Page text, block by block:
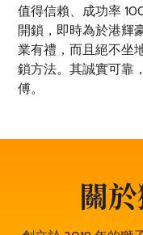
值得信賴、成功率
開鎖，即時為於港輝
業有禮，而且絕不坐
鎖方法。其誠實可靠
傅。
關